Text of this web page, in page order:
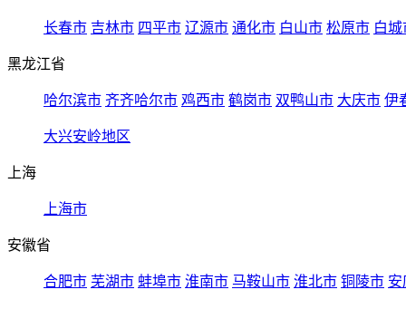
长春市 吉林市 四平市 辽源市 通化市 白山市 松原市 白城
黑龙江省
哈尔滨市 齐齐哈尔市 鸡西市 鹤岗市 双鸭山市 大庆市 伊
大兴安岭地区
上海
上海市
安徽省
合肥市 芜湖市 蚌埠市 淮南市 马鞍山市 淮北市 铜陵市 安